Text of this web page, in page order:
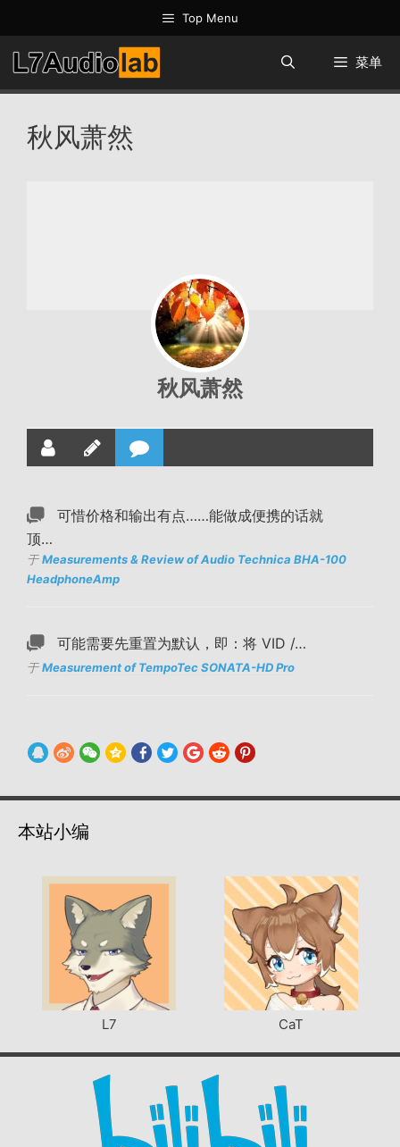
至
内
容
Top Menu
菜单
秋风萧然
秋风萧然
可惜价格和输出有点……能做成便携的话就
顶…
于Measurements & Review of Audio Technica BHA-100
HeadphoneAmp
可能需要先重置为默认，即：将 VID /…
于Measurement of TempoTec SONATA-HD Pro
本站小编
L7 CaT